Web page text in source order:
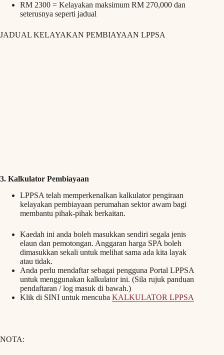
RM 2300 = Kelayakan maksimum RM 270,000 dan
seterusnya seperti jadual
JADUAL KELAYAKAN PEMBIAYAAN LPPSA
3. Kalkulator Pembiayaan
LPPSA telah memperkenalkan kalkulator pengiraan
kelayakan pembiayaan perumahan sektor awam bagi
membantu pihak-pihak berkaitan.
Kaedah ini anda boleh masukkan sendiri segala jenis
elaun dan pemotongan. Anggaran harga SPA boleh
dimasukkan sekali untuk melihat sama ada kita layak
atau tidak.
Anda perlu mendaftar sebagai pengguna Portal LPPSA
untuk menggunakan kalkulator ini. (Sila rujuk panduan
pendaftaran / log masuk di bawah.)
Klik di SINI untuk mencuba KALKULATOR LPPSA
NOTA: